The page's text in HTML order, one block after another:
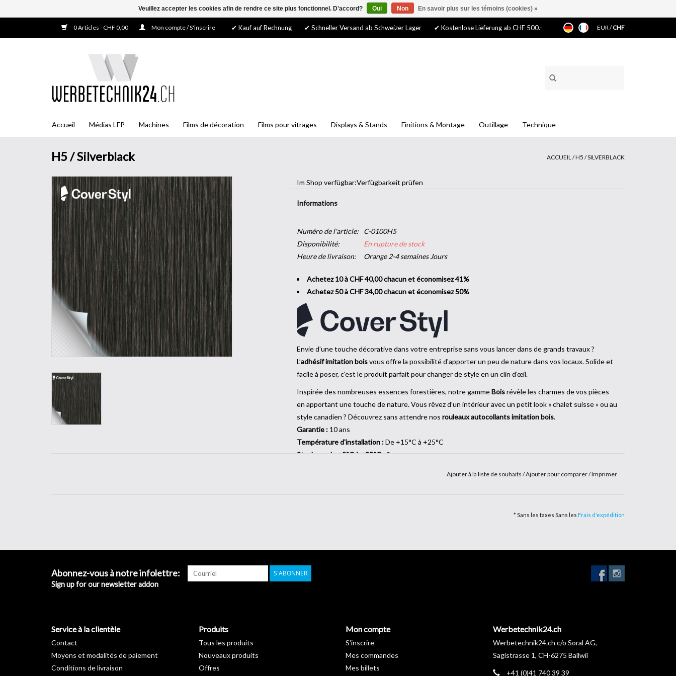
0 Articles - CHF 0,00 Mon compte / S'inscrire ✔ Kauf auf Rechnung ✔ Schneller Versand ab Schweizer Lager ✔ Kostenlose Lieferung ab CHF 500.- EUR/CHF
Accueil Médias LFP Machines Films de décoration Films pour vitrages Displays & Stands Finitions & Montage Outillage Technique
H5 / Silverblack ACCUEIL/H5 / SILVERBLACK
Im Shop verfügbar:Verfügbarkeit prüfen
Informations
Numéro de l'article:
C-0100H5
Disponibilité:
En rupture de stock
Heure de livraison:
Orange 2-4 semaines Jours
Achetez 10 à CHF 40,00 chacun et économisez 41%
Achetez 50 à CHF 34,00 chacun et économisez 50%
Envie d'une touche décorative dans votre entreprise sans vous lancer dans de grands travaux ?
L’adhésif imitation boisvous offre la possibilité d'apporter un peu de nature dans vos locaux. Solide et
facile à poser, c'est le produit parfait pour changer de style en un clin d’œil.
Inspirée des nombreuses essences forestières, notre gammeBoisrévèle les charmes de vos pièces
en apportant une touche de nature. Vous rêvez d’un intérieur avec un petit look « chalet suisse » ou au
style canadien ? Découvrez sans attendre nos rouleaux autocollants imitation bois.
Garantie :10 ans
Température d'installation :De +15°C à +25°C
Stockage de +5°C à +35°C :
3 ans
Ajouter à la liste de souhaits /Ajouter pour comparer/Imprimer
* Sans les taxes Sans les Frais d'expédition
Abonnez-vous à notre infolettre:
Sign up for our newsletter addon
S'ABONNER
Service à la clientèle
Contact
Moyens et modalités de paiement
Conditions de livraison
Produits
Tous les produits
Nouveaux produits
Offres
Mon compte
S'inscrire
Mes commandes
Mes billets
Werbetechnik24.ch
Werbetechnik24.ch c/o Soral AG,
Sagistrasse 1, CH-6275 Ballwil
+41 (0)41 740 39 39
Veuillez accepter les cookies afin de rendre ce site plus fonctionnel. D'accord? Oui Non En savoir plus sur les témoins (cookies) »